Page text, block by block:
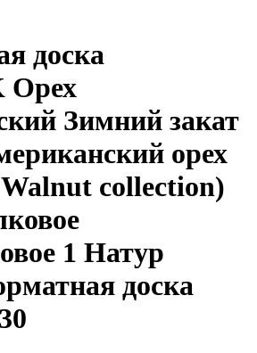
доска
Орех
Зимний закат
орех
collection)
1 Натур
доска